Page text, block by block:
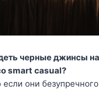
черные джинсы на
smart casual?
они